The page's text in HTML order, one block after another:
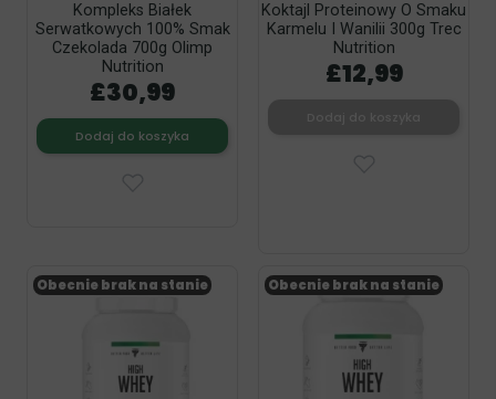
Kompleks Białek
Serwatkowych 100% Smak
Czekolada 700g Olimp
Nutrition
£30,99
Dodaj do koszyka
Koktajl Proteinowy O Smaku
Karmelu I Wanilii 300g Trec
Nutrition
£12,99
Obecnie brak na stanie Obecnie brak na stanie